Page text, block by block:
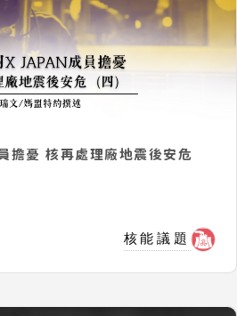
擔憂 核再處理廠地震後安危
核能議題